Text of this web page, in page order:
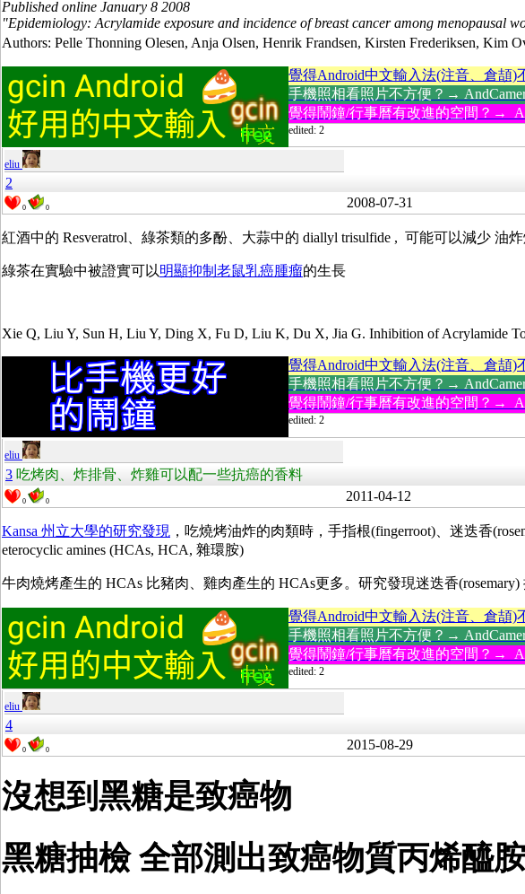
Published online January 8 2008
"Epidemiology: Acrylamide exposure and incidence of breast cancer among menopausal
Authors: Pelle Thonning Olesen, Anja Olsen, Henrik Frandsen, Kirsten Frederiksen, Kim
覺得Android中文輸入法(注音、倉頡)
手機照相看照片不方便？→
覺得鬧鐘/行事曆有改進的空間？→
edited: 2
eliu
2
0 0 2008-07-31
紅酒中的 Resveratrol、綠茶類的多酚、大蒜中的 diallyl trisulfide , 可能可以減少 油
綠茶在實驗中被證實可以明顯抑制老鼠乳癌腫瘤的生長
Xie Q, Liu Y, Sun H, Liu Y, Ding X, Fu D, Liu K, Du X, Jia G. Inhibition of Acrylamide
覺得Android中文輸入法(注音、倉頡)
手機照相看照片不方便？→
覺得鬧鐘/行事曆有改進的空間？→
edited: 2
eliu
3 吃烤肉、炸排骨、炸雞可以配一些抗癌的香料
0 0 2011-04-12
Kansa 州立大學的研究發現 ，吃燒烤油炸的肉類時，手指根(fingerroot)、迷迭香
eterocyclic amines (HCAs, HCA, 雜環胺)
牛肉燒烤產生的 HCAs 比豬肉、雞肉產生的 HCAs更多。研究發現迷迭香(rosemary)
覺得Android中文輸入法(注音、倉頡)
手機照相看照片不方便？→
覺得鬧鐘/行事曆有改進的空間？→
edited: 2
eliu
4
0 0 2015-08-29
沒想到黑糖是致癌物
黑糖抽檢 全部測出致癌物質丙烯醯